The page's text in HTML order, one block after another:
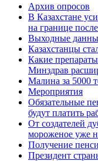
Архив опросов
В Казахстане
на границе
Выходные
Казахстанцы
Какие
Минздрав
Малина за 5000
Мероприятия
Обязательные
будут платить
От создателей
мороженое уже
Получение
Президент